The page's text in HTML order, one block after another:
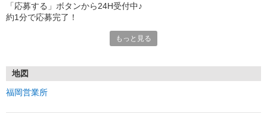
「応募する」ボタンから24H受付中♪
約1分で応募完了！
①応募から3営業日を目安に、メールorお電話でご連絡します。
もっと見る
地図
福岡営業所